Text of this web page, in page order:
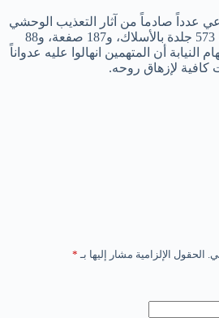
عدداً صادماً من آثار التعذيب الوحشي
الذي تعرض له الأغبري، بينها 573 جلدة بالأسلاك، و187 صفعة، و88
أن المتهمين انهالوا عليه عدواناً
لإزهاق روحه.
الحقول الإلزامية مشار إليها بـ *